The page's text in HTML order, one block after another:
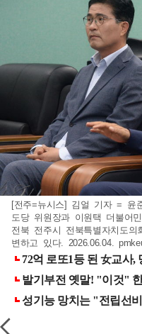
[전주=뉴시스] 김얼 기자 = 윤
도당 위원장과 이원택 더불어
전북 전주시 전북특별자치도
변하고 있다. 2026.06.04.